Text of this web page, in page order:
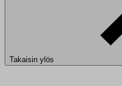
Takaisin ylös